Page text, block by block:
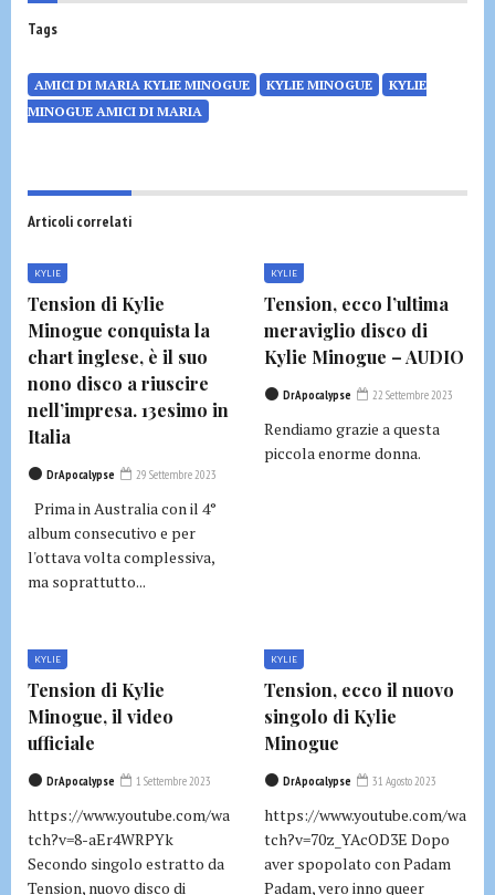
Tags
AMICI DI MARIA KYLIE MINOGUE KYLIE MINOGUE
KYLIE
MINOGUE AMICI DI MARIA
Articoli correlati
KYLIE
Tension di Kylie
Minogue conquista la
chart inglese, è il suo
nono disco a riuscire
nell’impresa. 13esimo in
Italia
DrApocalypse 29 Settembre 2023
Prima in Australia con il 4°
album consecutivo e per
l'ottava volta complessiva,
ma soprattutto...
KYLIE
Tension, ecco l’ultima
meraviglio disco di
Kylie Minogue – AUDIO
DrApocalypse 22 Settembre 2023
Rendiamo grazie a questa
piccola enorme donna.
KYLIE
Tension di Kylie
Minogue, il video
ufficiale
DrApocalypse 1 Settembre 2023
https://www.youtube.com/wa
tch?v=8-aEr4WRPYk
Secondo singolo estratto da
Tension, nuovo disco di
KYLIE
Tension, ecco il nuovo
singolo di Kylie
Minogue
DrApocalypse 31 Agosto 2023
https://www.youtube.com/wa
tch?v=70z_YAcOD3E Dopo
aver spopolato con Padam
Padam, vero inno queer